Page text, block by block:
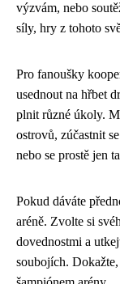
výzvám, nebo
síly, hry z tohoto
Pro fanoušky
usednout na hřbet
plnit různé úkoly.
ostrovů, zúčastnit
nebo se prostě jen
Pokud dáváte
aréně. Zvolte si
dovednostmi a
soubojích. Dokažte,